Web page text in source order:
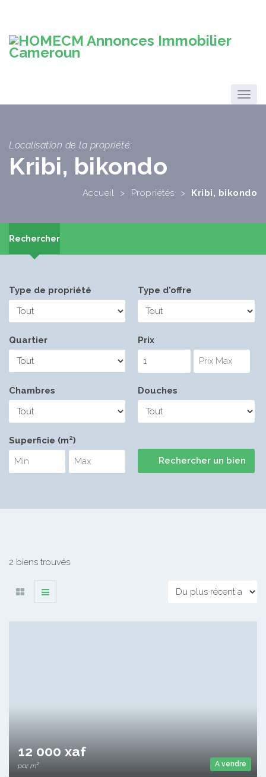
Localisation de la propriété:
Kribi, bikondo
Accueil > Propriétés > Kribi, bikondo
Rechercher
Type de propriété Type d'offre
Quartier Prix
Chambres Douches
Superficie (m²)
2 biens trouvés
A vendre
12 000 xaf
par m²